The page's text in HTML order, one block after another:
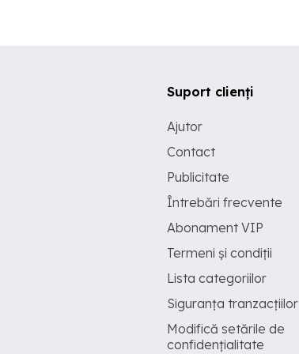
Suport clienți
Ajutor
Contact
Publicitate
Întrebări frecvente
Abonament VIP
Termeni și condiții
Lista categoriilor
Siguranța tranzacțiilor
Modifică setările de
confidențialitate